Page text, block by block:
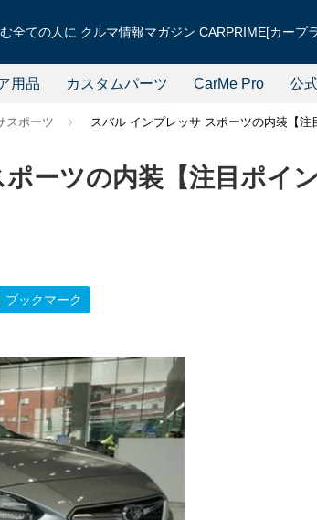
全ての人に クルマ情報マガジン CARPRIME[カープ
用品 カスタムパーツ CarMe Pro 公
スポーツ スバル インプレッサ スポーツの内装【注
ーツの内装【注目ポイ
ブックマーク